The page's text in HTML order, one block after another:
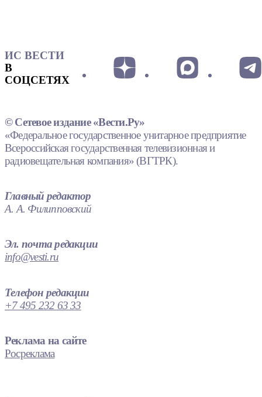
ИС ВЕСТИ
В
СОЦСЕТЯХ
© Сетевое издание «Вести.Ру»
«Федеральное государственное унитарное предприятие
Всероссийская государственная телевизионная и
радиовещательная компания» (ВГТРК).
Главный редактор
А. А. Филипповский
Эл. почта редакции
info@vesti.ru
Телефон редакции
+7 495 232 63 33
Реклама на сайте
Росреклама